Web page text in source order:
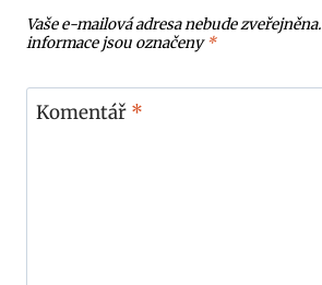
Vaše e-mailová adresa nebude zveřejněna.
informace jsou označeny*
Komentář *